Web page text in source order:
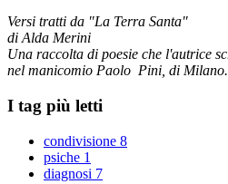
Versi tratti da "La Terra Santa"
di Alda Merini
Una raccolta di poesie che l'autrice
nel manicomio Paolo Pini, di Milano.
I tag più letti
condivisione 8
psiche 1
diagnosi 7